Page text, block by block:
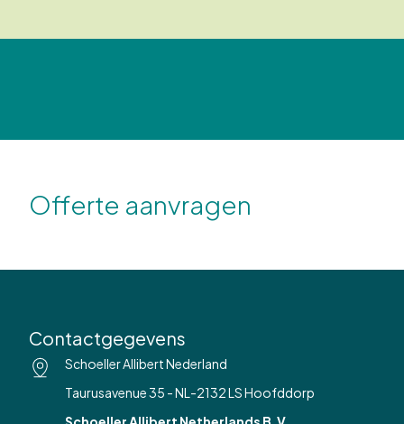
Offerte aanvragen
Contactgegevens
Schoeller Allibert Nederland
Taurusavenue 35 - NL-2132 LS Hoofddorp